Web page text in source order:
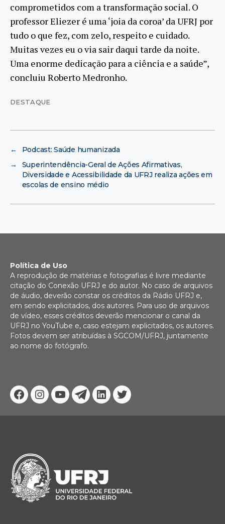
comprometidos com a transformação social. O
professor Eliezer é uma ‘joia da coroa’ da UFRJ por
tudo o que fez, com zelo, respeito e cuidado.
Muitas vezes eu o via sair daqui tarde da noite.
Uma enorme dedicação para a ciência e a saúde”,
concluiu Roberto Medronho.
DESTAQUE
←
Podcast: Saúde humanizada
→
Superintendência-Geral de Ações Afirmativas,
Diversidade e Acessibilidade da UFRJ realiza ações em
escolas de ensino médio
Facebook
Instagram
YoutubeTelegram
Linkedin
Twitter
Política de Uso
A reprodução de matérias e fotografias é livre mediante
citação do Conexão UFRJ e do autor. No caso de arquivos
de áudio, deverão constar os créditos da Rádio UFRJ e,
em sendo explicitados, dos autores. Para uso de arquivos
de vídeo, esses créditos deverão mencionar o canal da
UFRJ no YouTube e, caso estejam explicitados, os autores.
Fotos devem ser atribuídas à SGCOM/UFRJ, juntamente
ao nome do fotógrafo.